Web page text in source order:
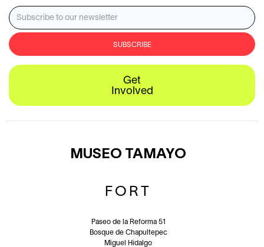
más
Get
Involved
MUSEO TAMAYO
FORT
Paseo de la Reforma 51
Bosque de Chapultepec
Miguel Hidalgo